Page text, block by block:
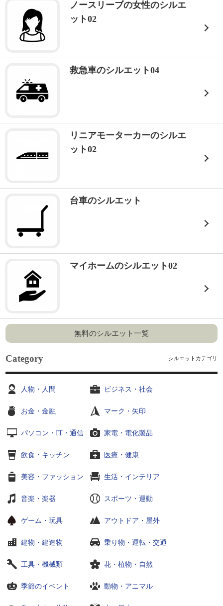
ノースリーブの女性のシルエ
ット02
救急車のシルエット04
リニアモーターカーのシルエ
ット02
台車のシルエット
マイホームのシルエット02
無料のシルエット一覧
Category シルエットカテゴリ
人物・人間 ビジネス・社会
お金・金融 マーク・矢印
パソコン・IT・通信 家電・電化製品
飲食・キッチン 医療・健康
美容・ファッション 生活・インテリア
音楽・楽器 スポーツ・運動
ゲーム・玩具 アウトドア・屋外
建物・建造物 乗り物・運転・交通
工具・機械類 花・植物・自然
季節のイベント 動物・アニマル